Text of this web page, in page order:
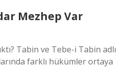
Mezhep Var
Tabin ve Tebe-i Tabin adlı
farklı hükümler ortaya